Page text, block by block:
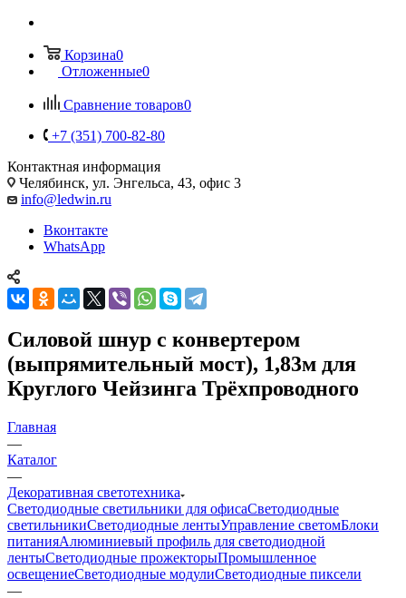
Корзина0
Отложенные0
Сравнение товаров0
+7 (351) 700-82-80
Контактная информация
Челябинск, ул. Энгельса, 43, офис 3
info@ledwin.ru
Вконтакте
WhatsApp
Силовой шнур с конвертером
(выпрямительный мост), 1,83м для
Круглого Чейзинга Трёхпроводного
Главная
—
Каталог
—
Декоративная светотехника
Светодиодные светильники для офисаСветодиодные
светильникиСветодиодные лентыУправление светомБлоки
питанияАлюминиевый профиль для светодиодной
лентыСветодиодные прожекторыПромышленное
освещениеСветодиодные модулиСветодиодные пиксели
—